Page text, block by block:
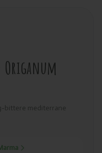
Origanum
bittere mediterrane